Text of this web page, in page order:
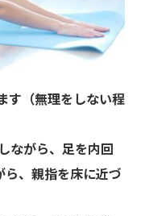
す（無理をしない程
ながら、足を内回
、親指を床に近づ